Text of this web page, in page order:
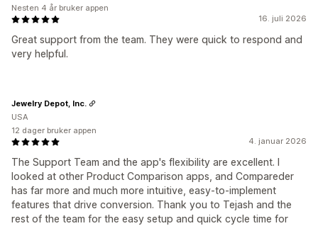
16. juli 2026
Great support from the team. They were quick to respond and
very helpful.
Nesten 4 år bruker appen
4. januar 2026
The Support Team and the app's flexibility are excellent. I
looked at other Product Comparison apps, and Compareder
has far more and much more intuitive, easy-to-implement
features that drive conversion. Thank you to Tejash and the
rest of the team for the easy setup and quick cycle time for
Jewelry Depot, Inc.
USA
12 dager bruker appen